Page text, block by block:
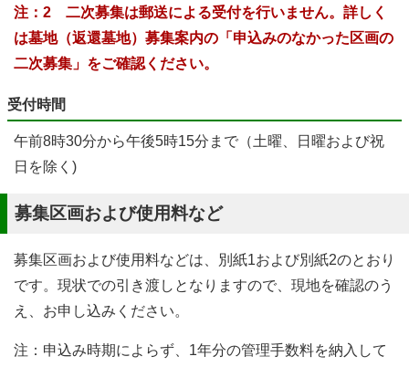
注：2 二次募集は郵送による受付を行いません。詳しく
は墓地（返還墓地）募集案内の「申込みのなかった区画の
二次募集」をご確認ください。
受付時間
午前8時30分から午後5時15分まで（土曜、日曜および祝
日を除く)
募集区画および使用料など
募集区画および使用料などは、別紙1および別紙2のとおり
です。現状での引き渡しとなりますので、現地を確認のう
え、お申し込みください。
注：申込み時期によらず、1年分の管理手数料を納入して